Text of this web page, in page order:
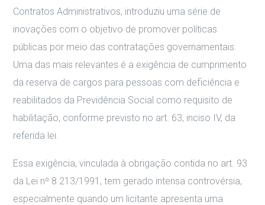
Contratos Administrativos, introduziu uma série de
inovações com o objetivo de promover políticas
públicas por meio das contratações governamentais.
Uma das mais relevantes é a exigência de cumprimento
da reserva de cargos para pessoas com deficiência e
reabilitados da Previdência Social como requisito de
habilitação, conforme previsto no art. 63, inciso IV, da
referida lei.
Essa exigência, vinculada à obrigação contida no art. 93
da Lei nº 8.213/1991, tem gerado intensa controvérsia,
especialmente quando um licitante apresenta uma